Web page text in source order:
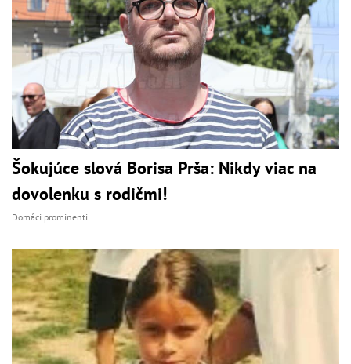
Šokujúce slová Borisa Prša: Nikdy viac na
dovolenku s rodičmi!
Domáci prominenti